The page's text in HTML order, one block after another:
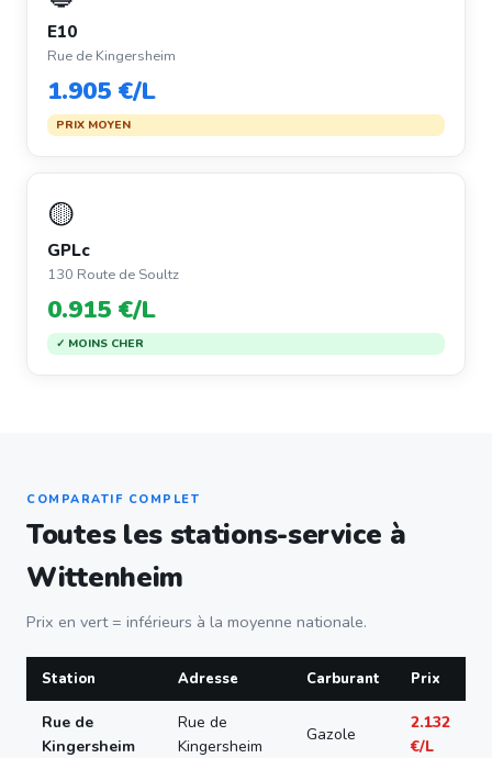
E10
Rue de Kingersheim
1.905 €/L
PRIX MOYEN
🟡
GPLc
130 Route de Soultz
0.915 €/L
✓ MOINS CHER
COMPARATIF COMPLET
Toutes les stations-service à
Wittenheim
Prix en vert = inférieurs à la moyenne nationale.
Station Adresse Carburant Prix
Rue de
Kingersheim
Rue de
Kingersheim
Gazole
2.132
€/L